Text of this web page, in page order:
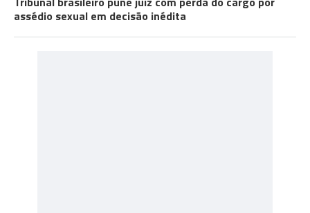
assédio sexual em decisão inédita